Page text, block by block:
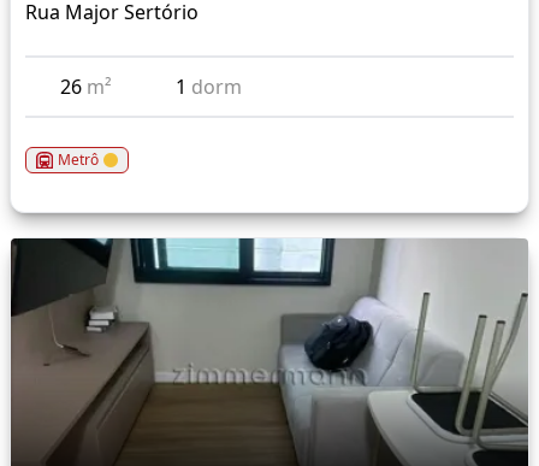
Rua Major Sertório
26 m² 1 dorm
Metrô